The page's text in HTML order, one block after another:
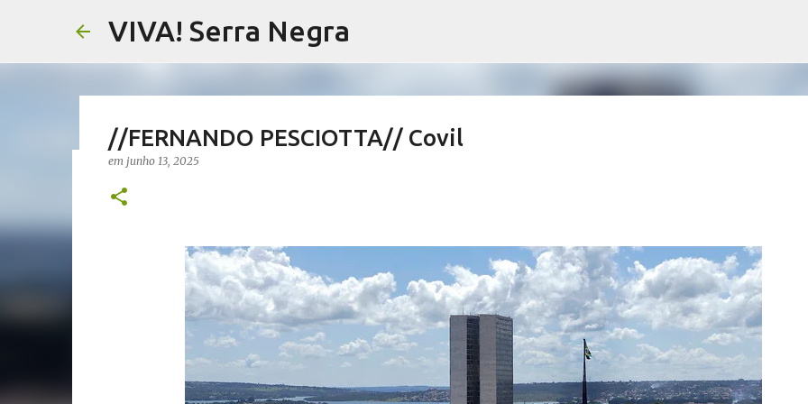
VIVA! Serra Negra
//NOTAS SERRANAS// Fake News derrubam índices de vacinação
agosto 07, 2026 CARLOS MOTTA NOTAS SERRANAS SALETE SILVA SAÚDE SERRA NEGRA VACINAÇÃO SERRA NEGRA
VIVA! SERRA NEGRA NO AR
//FERNANDO PESCIOTTA// Covil
em junho 13, 2025